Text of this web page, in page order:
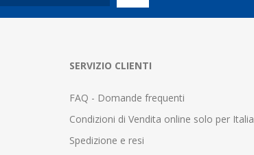
SERVIZIO CLIENTI
FAQ - Domande frequenti
Condizioni di Vendita online solo per Italia
Spedizione e resi